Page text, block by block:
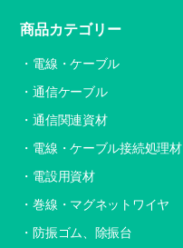
商品カテゴリー
電線・ケーブル
通信ケーブル
通信関連資材
電線・ケーブル接続処理材
電設用資材
巻線・マグネットワイヤ
防振ゴム、除振台